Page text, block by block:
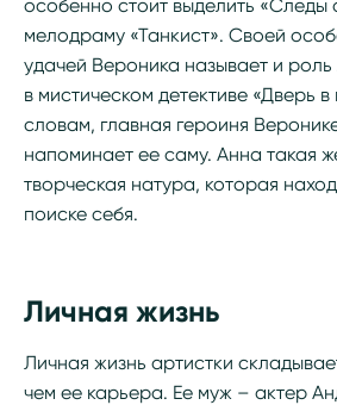
особенно стоит выделить «Следы
мелодраму «Танкист». Своей
удачей Вероника называет и
в мистическом детективе «Дверь
словам, главная героиня
напоминает ее саму. Анна такая
творческая натура, которая
поиске себя.
Личная жизнь
Личная жизнь артистки
чем ее карьера. Ее муж – актер